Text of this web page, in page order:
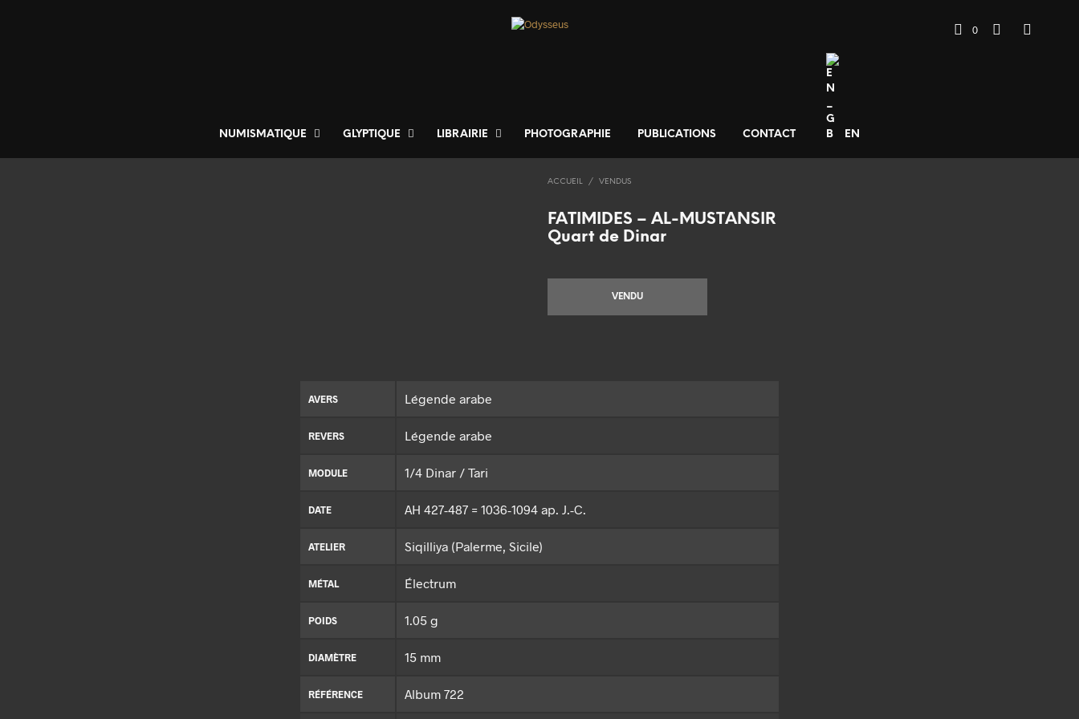
NUMISMATIQUE GLYPTIQUE LIBRAIRIE PHOTOGRAPHIE PUBLICATIONS CONTACT EN
0
ACCUEIL / VENDUS
FATIMIDES – AL-MUSTANSIR
Quart de Dinar
VENDU
AVERS Légende arabe
REVERS Légende arabe
MODULE 1/4 Dinar / Tari
DATE AH 427-487 = 1036-1094 ap. J.-C.
ATELIER Siqilliya (Palerme, Sicile)
MÉTAL Électrum
POIDS 1.05 g
DIAMÈTRE 15 mm
RÉFÉRENCE Album 722